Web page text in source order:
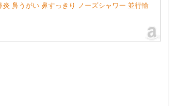
鼻うがい 鼻すっきり ノーズシャワー 並行輸